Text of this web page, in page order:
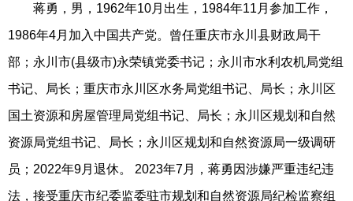
蒋勇，男，1962年10月出生，1984年11月参加工作，
1986年4月加入中国共产党。曾任重庆市永川县财政局干
部；永川市(县级市)永荣镇党委书记；永川市水利农机局党组
书记、局长；重庆市永川区水务局党组书记、局长；永川区
国土资源和房屋管理局党组书记、局长；永川区规划和自然
资源局党组书记、局长；永川区规划和自然资源局一级调研
员；2022年9月退休。 2023年7月，蒋勇因涉嫌严重违纪违
法，接受重庆市纪委监委驻市规划和自然资源局纪检监察组